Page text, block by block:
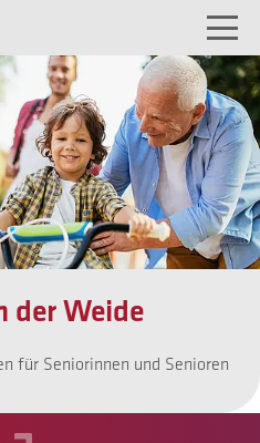
der Weide
für Seniorinnen und Senioren